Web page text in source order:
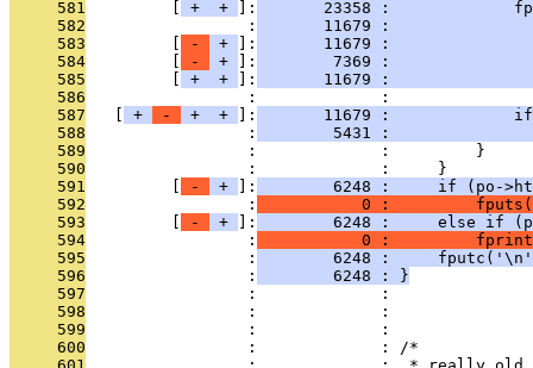
     581
+ + ]:
23358 :
     582
                 :
11679 :
     583
- + ]:
11679 :
     584
- + ]:
7369 :
     585
+ + ]:
11679 :
     586
:             :
     587
+ - + + ]:
11679 :
     588
                 :
5431 :
     589
                 :             :         }
     590
                 :             :     }
     591
- + ]:
6248 :     if (po-
     592
                 :
0 :
     593
- + ]:
6248 :     else if
     594
                 :
0 :
     595
                 :
6248 :
     596
                 :
        6248 : }
     597
                 :             :
     598
                 :             :
     599
                 :             :
     600
                 :             : /*